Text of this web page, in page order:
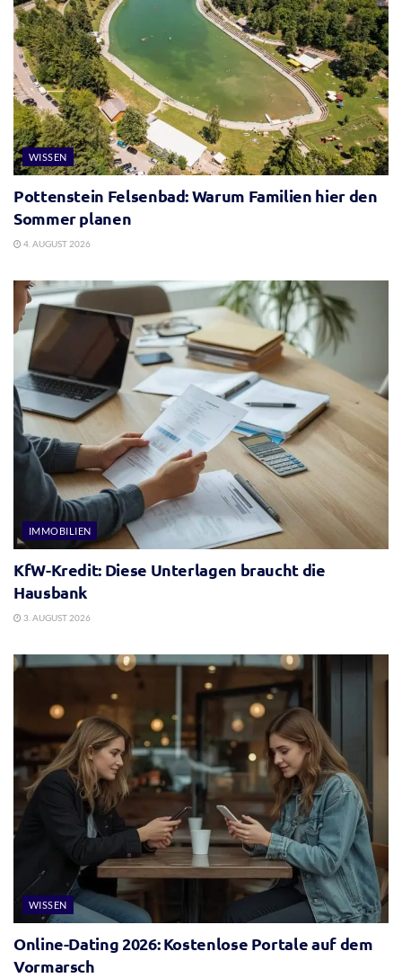
WISSEN
Pottenstein Felsenbad: Warum Familien hier den
Sommer planen
4. AUGUST 2026
IMMOBILIEN
KfW-Kredit: Diese Unterlagen braucht die
Hausbank
3. AUGUST 2026
WISSEN
Online-Dating 2026: Kostenlose Portale auf dem
Vormarsch